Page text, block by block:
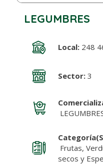
LEGUMBRES
Local:248
Sector:3
Frutas,
secos y